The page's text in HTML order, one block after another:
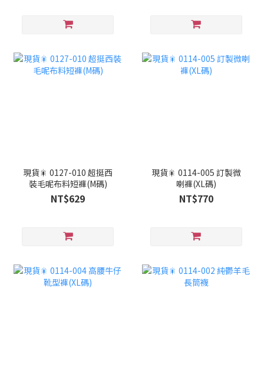
現貨🎇 0127-010 超挺西
裝毛呢布料短褲(M碼)
NT$629
現貨🎇 0114-005 訂製微
喇褲(XL碼)
NT$770